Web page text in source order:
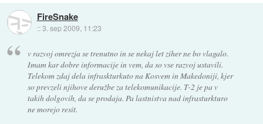
FireSnake
::3. sep 2009, 11:23
v razvoj omrezja se trenutno in se nekaj let ziher ne bo vlagalo.
Imam kar dobre informacije in vem, da so vse razvoj ustavili.
Telekom zdaj dela infraskturkuto na Kosvem in Makedoniji, kjer
so prevzeli njihove deružbe za telekomunikacije. T-2 je pa v
takih dolgovih, da se prodaja. Pa lastnistva nad infrasturkturo
ne morejo resit.